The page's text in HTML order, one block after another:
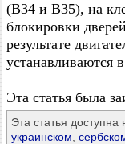
(В34 и В35), на
блокировки
результате
устанавливаются
Эта статья была
Эта статья доступна
украинском